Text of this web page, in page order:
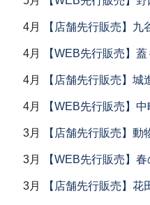
4月 【店舗先行販売】九
4月 【WEB先行販売】
4月 【店舗先行販売】城
4月 【WEB先行販売】
3月 【店舗先行販売】動
3月 【WEB先行販売】
3月 【店舗先行販売】